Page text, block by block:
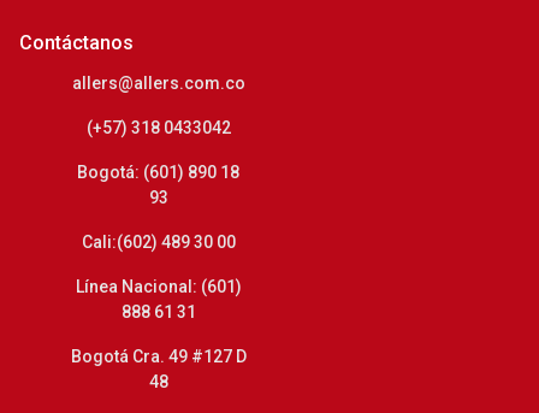
Contáctanos
allers@allers.com.co
(+57) 318 0433042
Bogotá: (601) 890 18
93
Cali:(602) 489 30 00
Línea Nacional: (601)
888 61 31
Bogotá Cra. 49 #127 D
48